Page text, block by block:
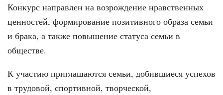
Конкурс направлен на возрождение нравственных
ценностей, формирование позитивного образа семьи
и брака, а также повышение статуса семьи в
обществе.
К участию приглашаются семьи, добившиеся успехов
в трудовой, спортивной, творческой,